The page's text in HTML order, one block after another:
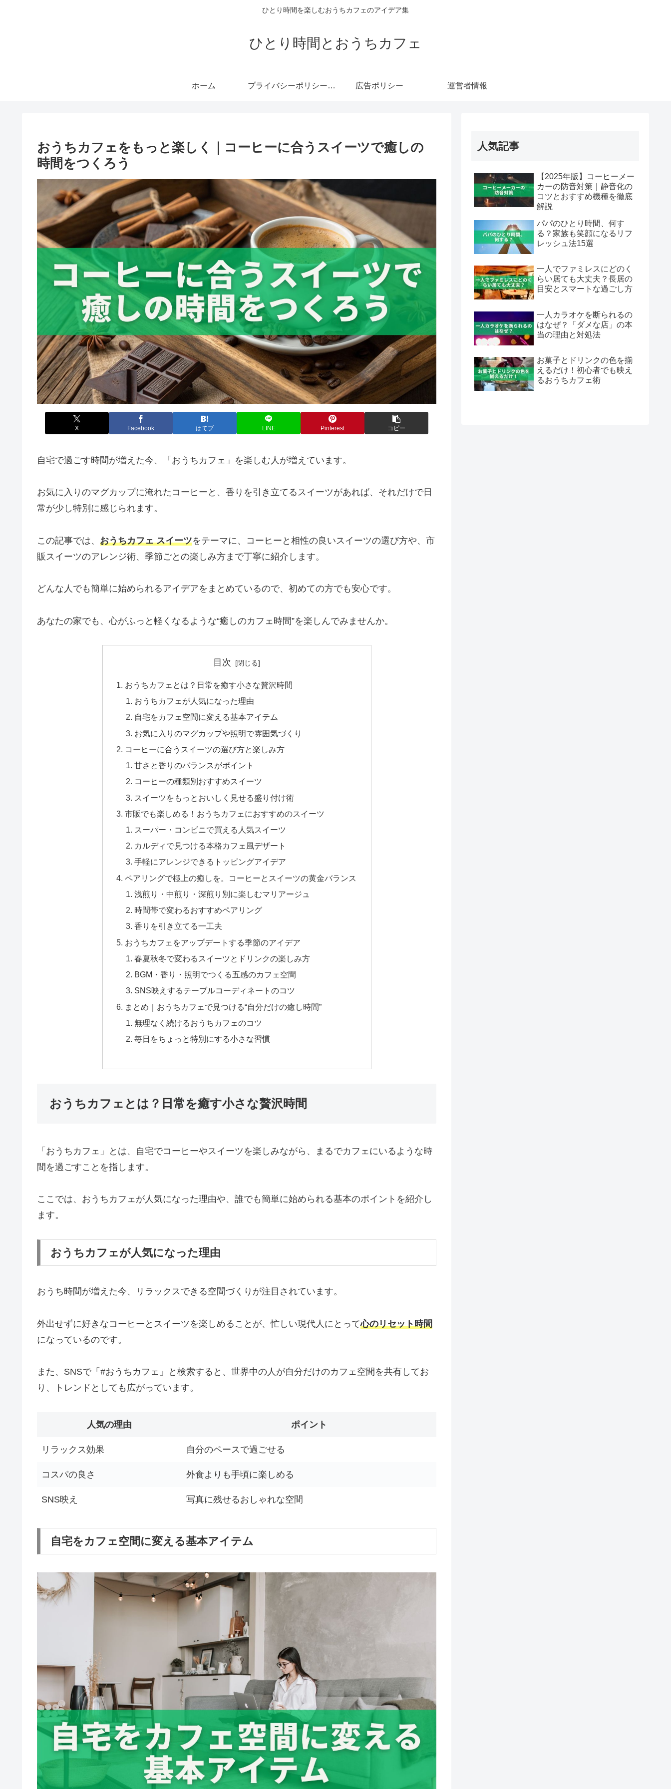
ひとり時間を楽しむおうちカフェのアイデア集
ひとり時間とおうちカフェ
ホーム プライバシーポリシー・免責事項 広告ポリシー 運営者情報
おうちカフェをもっと楽しく｜コーヒーに合うスイーツで癒しの
時間をつくろう
X Facebook はてブ LINE Pinterest コピー
自宅で過ごす時間が増えた今、「おうちカフェ」を楽しむ人が増えています。
お気に入りのマグカップに淹れたコーヒーと、香りを引き立てるスイーツがあれば、それだけで日
常が少し特別に感じられます。
この記事では、 おうちカフェ スイーツをテーマに、コーヒーと相性の良いスイーツの選び方や、市
販スイーツのアレンジ術、季節ごとの楽しみ方まで丁寧に紹介します。
どんな人でも簡単に始められるアイデアをまとめているので、初めての方でも安心です。
あなたの家でも、心がふっと軽くなるような“癒しのカフェ時間”を楽しんでみませんか。
目次
おうちカフェとは？日常を癒す小さな贅沢時間
おうちカフェが人気になった理由
自宅をカフェ空間に変える基本アイテム
お気に入りのマグカップや照明で雰囲気づくり
コーヒーに合うスイーツの選び方と楽しみ方
甘さと香りのバランスがポイント
コーヒーの種類別おすすめスイーツ
スイーツをもっとおいしく見せる盛り付け術
市販でも楽しめる！おうちカフェにおすすめのスイーツ
スーパー・コンビニで買える人気スイーツ
カルディで見つける本格カフェ風デザート
手軽にアレンジできるトッピングアイデア
ペアリングで極上の癒しを。コーヒーとスイーツの黄金バランス
浅煎り・中煎り・深煎り別に楽しむマリアージュ
時間帯で変わるおすすめペアリング
香りを引き立てる一工夫
おうちカフェをアップデートする季節のアイデア
春夏秋冬で変わるスイーツとドリンクの楽しみ方
BGM・香り・照明でつくる五感のカフェ空間
SNS映えするテーブルコーディネートのコツ
まとめ｜おうちカフェで見つける“自分だけの癒し時間”
無理なく続けるおうちカフェのコツ
毎日をちょっと特別にする小さな習慣
おうちカフェとは？日常を癒す小さな贅沢時間
「おうちカフェ」とは、自宅でコーヒーやスイーツを楽しみながら、まるでカフェにいるような時
間を過ごすことを指します。
ここでは、おうちカフェが人気になった理由や、誰でも簡単に始められる基本のポイントを紹介し
ます。
おうちカフェが人気になった理由
おうち時間が増えた今、リラックスできる空間づくりが注目されています。
外出せずに好きなコーヒーとスイーツを楽しめることが、忙しい現代人にとって心のリセット時間
になっているのです。
また、SNSで「#おうちカフェ」と検索すると、世界中の人が自分だけのカフェ空間を共有してお
り、トレンドとしても広がっています。
人気の理由 ポイント
リラックス効果 自分のペースで過ごせる
コスパの良さ 外食よりも手頃に楽しめる
SNS映え 写真に残せるおしゃれな空間
自宅をカフェ空間に変える基本アイテム
人気記事
【2025年版】コーヒーメー
カーの防音対策｜静音化の
コツとおすすめ機種を徹底
解説
パパのひとり時間、何す
る？家族も笑顔になるリフ
レッシュ法15選
一人でファミレスにどのく
らい居ても大丈夫？長居の
目安とスマートな過ごし方
一人カラオケを断られるの
はなぜ？「ダメな店」の本
当の理由と対処法
お菓子とドリンクの色を揃
えるだけ！初心者でも映え
るおうちカフェ術